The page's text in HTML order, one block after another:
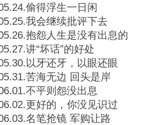
偷得浮生一日闲
我会继续批评下去
抱怨人生是没有出息的
讲“坏话”的好处
以牙还牙，以眼还眼
苦海无边 回头是岸
不平则怨没出息
更好的，你没见识过
名笔抢镜 军购让路